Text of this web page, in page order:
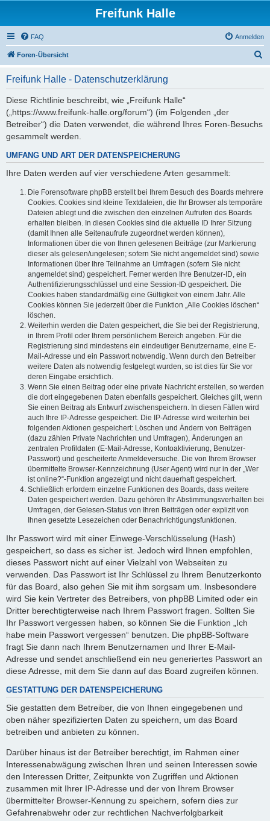
Freifunk Halle
FAQ Anmelden
Foren-Übersicht
Freifunk Halle - Datenschutzerklärung
Diese Richtlinie beschreibt, wie „Freifunk Halle“
(„https://www.freifunk-halle.org/forum“) (im Folgenden „der
Betreiber“) die Daten verwendet, die während Ihres Foren-Besuchs
gesammelt werden.
UMFANG UND ART DER DATENSPEICHERUNG
Ihre Daten werden auf vier verschiedene Arten gesammelt:
Die Forensoftware phpBB erstellt bei Ihrem Besuch des Boards mehrere
Cookies. Cookies sind kleine Textdateien, die Ihr Browser als temporäre
Dateien ablegt und die zwischen den einzelnen Aufrufen des Boards
erhalten bleiben. In diesen Cookies sind die aktuelle ID Ihrer Sitzung
(damit Ihnen alle Seitenaufrufe zugeordnet werden können),
Informationen über die von Ihnen gelesenen Beiträge (zur Markierung
dieser als gelesen/ungelesen; sofern Sie nicht angemeldet sind) sowie
Informationen über Ihre Teilnahme an Umfragen (sofern Sie nicht
angemeldet sind) gespeichert. Ferner werden Ihre Benutzer-ID, ein
Authentifizierungsschlüssel und eine Session-ID gespeichert. Die
Cookies haben standardmäßig eine Gültigkeit von einem Jahr. Alle
Cookies können Sie jederzeit über die Funktion „Alle Cookies löschen“
löschen.
Weiterhin werden die Daten gespeichert, die Sie bei der Registrierung,
in Ihrem Profil oder Ihrem persönlichem Bereich angeben. Für die
Registrierung sind mindestens ein eindeutiger Benutzername, eine E-
Mail-Adresse und ein Passwort notwendig. Wenn durch den Betreiber
weitere Daten als notwendig festgelegt wurden, so ist dies für Sie vor
deren Eingabe ersichtlich.
Wenn Sie einen Beitrag oder eine private Nachricht erstellen, so werden
die dort eingegebenen Daten ebenfalls gespeichert. Gleiches gilt, wenn
Sie einen Beitrag als Entwurf zwischenspeichern. In diesen Fällen wird
auch Ihre IP-Adresse gespeichert. Die IP-Adresse wird weiterhin bei
folgenden Aktionen gespeichert: Löschen und Ändern von Beiträgen
(dazu zählen Private Nachrichten und Umfragen), Änderungen an
zentralen Profildaten (E-Mail-Adresse, Kontoaktivierung, Benutzer-
Passwort) und gescheiterte Anmeldeversuche. Die von Ihrem Browser
übermittelte Browser-Kennzeichnung (User Agent) wird nur in der „Wer
ist online?“-Funktion angezeigt und nicht dauerhaft gespeichert.
Schließlich erfordern einzelne Funktionen des Boards, dass weitere
Daten gespeichert werden. Dazu gehören Ihr Abstimmungsverhalten bei
Umfragen, der Gelesen-Status von Ihren Beiträgen oder explizit von
Ihnen gesetzte Lesezeichen oder Benachrichtigungsfunktionen.
Ihr Passwort wird mit einer Einwege-Verschlüsselung (Hash)
gespeichert, so dass es sicher ist. Jedoch wird Ihnen empfohlen,
dieses Passwort nicht auf einer Vielzahl von Webseiten zu
verwenden. Das Passwort ist Ihr Schlüssel zu Ihrem Benutzerkonto
für das Board, also gehen Sie mit ihm sorgsam um. Insbesondere
wird Sie kein Vertreter des Betreibers, von phpBB Limited oder ein
Dritter berechtigterweise nach Ihrem Passwort fragen. Sollten Sie
Ihr Passwort vergessen haben, so können Sie die Funktion „Ich
habe mein Passwort vergessen“ benutzen. Die phpBB-Software
fragt Sie dann nach Ihrem Benutzernamen und Ihrer E-Mail-
Adresse und sendet anschließend ein neu generiertes Passwort an
diese Adresse, mit dem Sie dann auf das Board zugreifen können.
GESTATTUNG DER DATENSPEICHERUNG
Sie gestatten dem Betreiber, die von Ihnen eingegebenen und
oben näher spezifizierten Daten zu speichern, um das Board
betreiben und anbieten zu können.
Darüber hinaus ist der Betreiber berechtigt, im Rahmen einer
Interessenabwägung zwischen Ihren und seinen Interessen sowie
den Interessen Dritter, Zeitpunkte von Zugriffen und Aktionen
zusammen mit Ihrer IP-Adresse und der von Ihrem Browser
übermittelter Browser-Kennung zu speichern, sofern dies zur
Gefahrenabwehr oder zur rechtlichen Nachverfolgbarkeit